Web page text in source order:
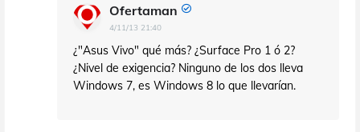
Ofertaman
4/11/13 21:40
¿"Asus Vivo" qué más? ¿Surface Pro 1 ó 2?
¿Nivel de exigencia? Ninguno de los dos lleva
Windows 7, es Windows 8 lo que llevarían.